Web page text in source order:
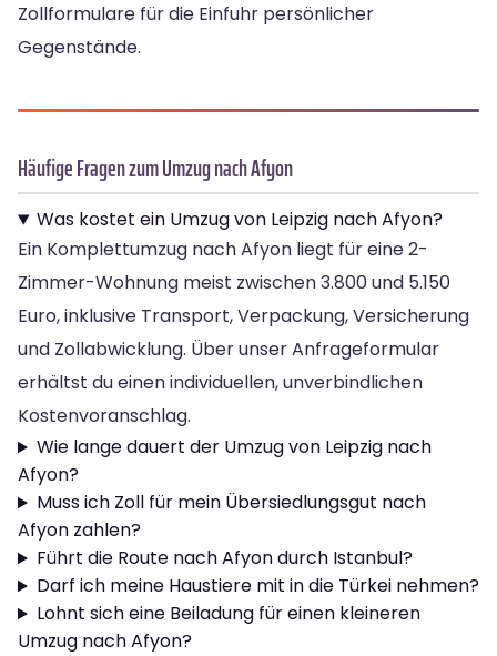
Zollformulare für die Einfuhr persönlicher
Gegenstände.
Häufige Fragen zum Umzug nach Afyon
Was kostet ein Umzug von Leipzig nach Afyon?
Ein Komplettumzug nach Afyon liegt für eine 2-
Zimmer-Wohnung meist zwischen 3.800 und 5.150
Euro, inklusive Transport, Verpackung, Versicherung
und Zollabwicklung. Über unser Anfrageformular
erhältst du einen individuellen, unverbindlichen
Kostenvoranschlag.
Wie lange dauert der Umzug von Leipzig nach
Afyon?
Muss ich Zoll für mein Übersiedlungsgut nach
Afyon zahlen?
Führt die Route nach Afyon durch Istanbul?
Darf ich meine Haustiere mit in die Türkei nehmen?
Lohnt sich eine Beiladung für einen kleineren
Umzug nach Afyon?